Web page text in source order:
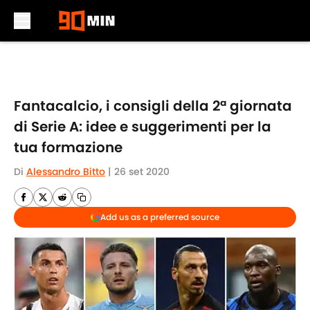
Fantacalcio, i consigli della 2ª giornata
di Serie A: idee e suggerimenti per la
tua formazione
Di Alessandro Bitto | 26 set 2020
Add us as a preferred source